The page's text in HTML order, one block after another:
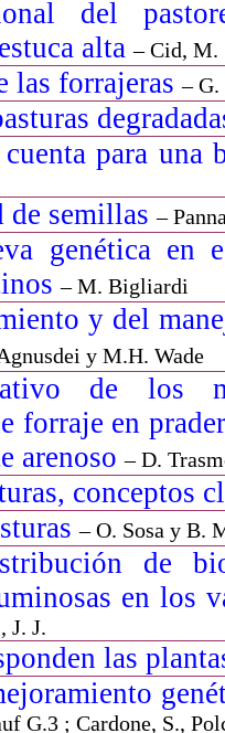
del
alta –Cid, M.
forrajeras –
cuenta para
de semillas –
genética en
– M. Bigliardi
y del
y M.H. Wade
de los
forraje en
arenoso – D.
conceptos
– O. Sosa y B.
de
en los
J. J.
las
G.3 ; Cardone, S.,